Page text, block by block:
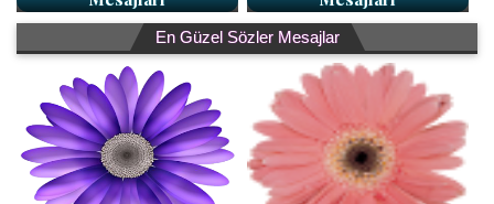
En Güzel Sözler Mesajlar